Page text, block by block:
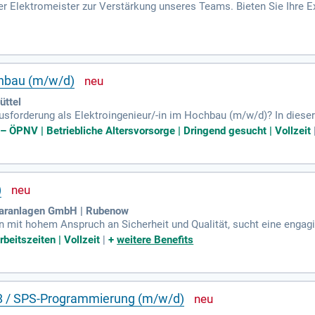
Elektromeister zur Verstärkung unseres Teams. Bieten Sie Ihre
hohen Gestaltungsspielraum. Genießen Sie langfristige
Projekte und einen starken Unternehmensverbund. Wenn
Kontaktaufnahme mit einem kurzen Vorstellungsschreiben
(m/w/d)
als Elektroingenieur/-in im Hochbau (m/w/d)? In
sind für die Ausschreibung sowie Betreuung externer
Mängelverfolgung elektrotechnischer Anlagen in Neubauten
Bereichen ist Voraussetzung. Zudem sollten Sie
Klasse B besitzen. Nutzen Sie Ihre Skills in einem dynamischen
ÖPNV | Betriebliche Altersvorsorge | Dringend gesucht | Vollzeit
GmbH | Rubenow
mit hohem Anspruch an Sicherheit und Qualität, sucht eine
Position übernehmen Sie die Fach- und
Voraussetzungen für einen sicheren Betrieb elektrischer
nach geltenden Vorschriften und Normen durchgeführt
| Vollzeit |+weitere Benefits
/ SPS-Programmierung (m/w/d)